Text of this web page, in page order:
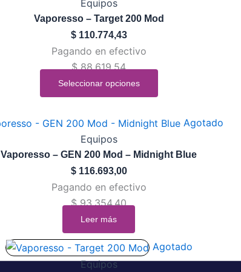
Equipos
Vaporesso – Target 200 Mod
$110.774,43
Pagando en efectivo
$88.619,54
Seleccionar opciones
tiene
múltiples
variantes.
Las
opciones
se
elegir
en
la
página
de
producto
Agotado
Equipos
Vaporesso – GEN 200 Mod – Midnight Blue
$116.693,00
Pagando en efectivo
$93.354,40
Leer más
Agotado
Equipos
Este
producto